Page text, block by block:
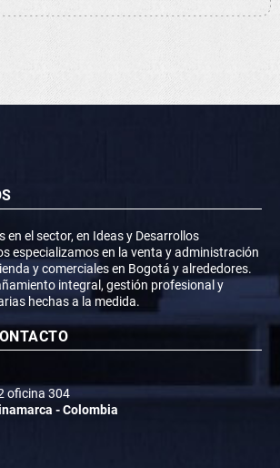
en el sector, en Ideas y Desarrollos
especializamos en la venta y administración
y comerciales en Bogotá y alrededores.
integral, gestión profesional y
hechas a la medida.
oficina 304
- Colombia